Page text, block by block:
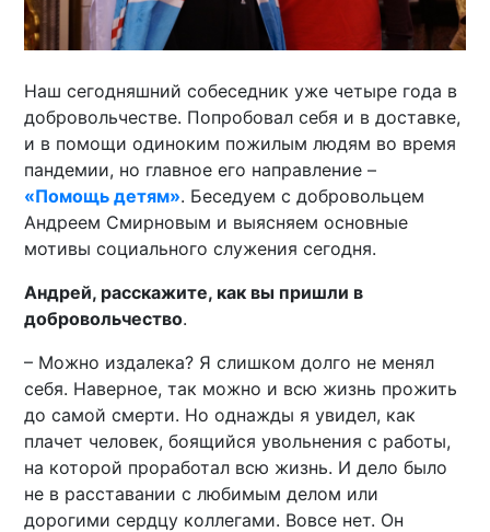
Наш сегодняшний собеседник уже четыре года в
добровольчестве. Попробовал себя и в доставке,
и в помощи одиноким пожилым людям во время
пандемии, но главное его направление –
«Помощь детям». Беседуем с добровольцем
Андреем Смирновым и выясняем основные
мотивы социального служения сегодня.
Андрей, расскажите, как вы пришли в
добровольчество.
– Можно издалека? Я слишком долго не менял
себя. Наверное, так можно и всю жизнь прожить
до самой смерти. Но однажды я увидел, как
плачет человек, боящийся увольнения с работы,
на которой проработал всю жизнь. И дело было
не в расставании с любимым делом или
дорогими сердцу коллегами. Вовсе нет. Он